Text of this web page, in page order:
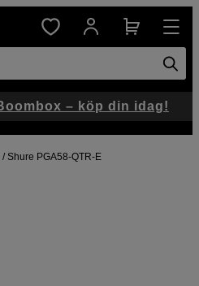
Shure PGA58-QTR-E
– köp din idag!